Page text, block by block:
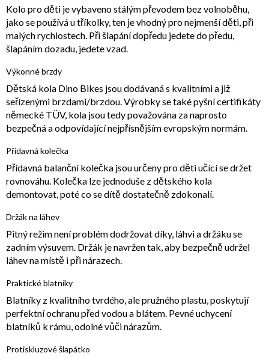
Kolo pro děti je vybaveno stálým převodem bez volnoběhu,
jako se používá u tříkolky, ten je vhodný pro nejmenší děti, při
malých rychlostech. Při šlapání dopředu jedete do předu,
šlapáním dozadu, jedete vzad.
Výkonné brzdy
Dětská kola Dino Bikes jsou dodávaná s kvalitními a již
seřízenými brzdami/brzdou. Výrobky se také pyšní certifikáty
německé TÜV, kola jsou tedy považována za naprosto
bezpečná a odpovídající nejpřísnějším evropským normám.
Přídavná kolečka
Přídavná balanční kolečka jsou určeny pro děti učící se držet
rovnováhu. Kolečka lze jednoduše z dětského kola
demontovat, poté co se dítě dostatečně zdokonalí.
Držák na láhev
Pitný režim není problém dodržovat díky, láhvi a držáku se
zadním výsuvem. Držák je navržen tak, aby bezpečně udržel
láhev na místě i při nárazech.
Praktické blatníky
Blatníky z kvalitního tvrdého, ale pružného plastu, poskytují
perfektní ochranu před vodou a blátem. Pevné uchycení
blatníků k rámu, odolné vůči nárazům.
Protiskluzové šlapátko